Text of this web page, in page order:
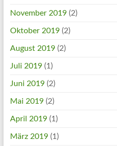
November 2019(2)
Oktober 2019(2)
August 2019(2)
Juli 2019(1)
Juni 2019(2)
Mai 2019(2)
April 2019(1)
März 2019(1)